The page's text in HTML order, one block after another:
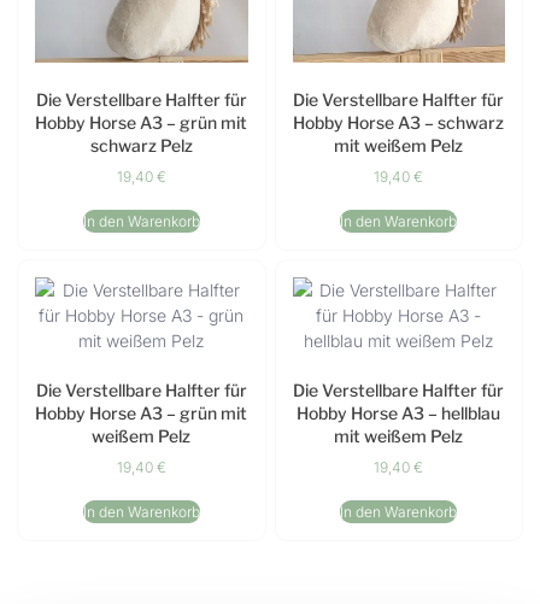
Die Verstellbare Halfter für
Hobby Horse A3 – grün mit
schwarz Pelz
19,40 €
In den Warenkorb
Die Verstellbare Halfter für
Hobby Horse A3 – schwarz
mit weißem Pelz
19,40€
In den Warenkorb
Die Verstellbare Halfter für
Hobby Horse A3 – grün mit
weißem Pelz
19,40 €
In den Warenkorb
Die Verstellbare Halfter für
Hobby Horse A3 – hellblau
mit weißem Pelz
19,40€
In den Warenkorb